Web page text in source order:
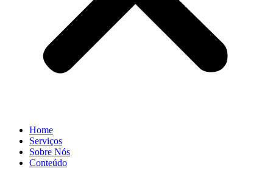
Home
Serviços
Sobre Nós
Conteúdo